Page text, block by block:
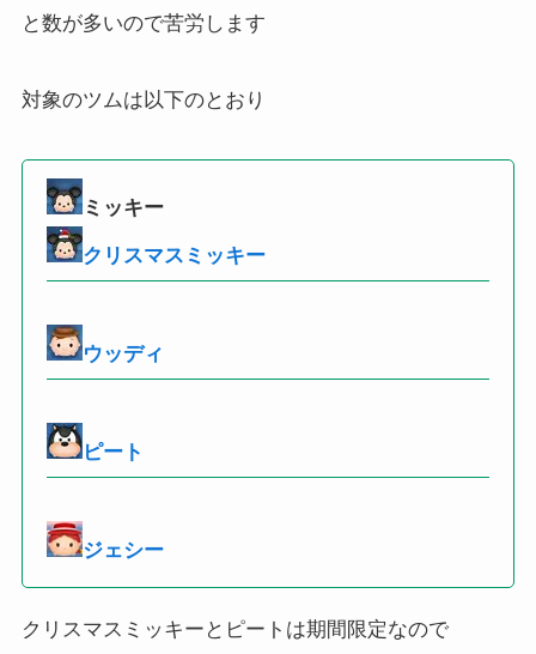
と数が多いので苦労します
対象のツムは以下のとおり
ミッキー
クリスマスミッキー
ウッディ
ピート
ジェシー
クリスマスミッキーとピートは期間限定なので